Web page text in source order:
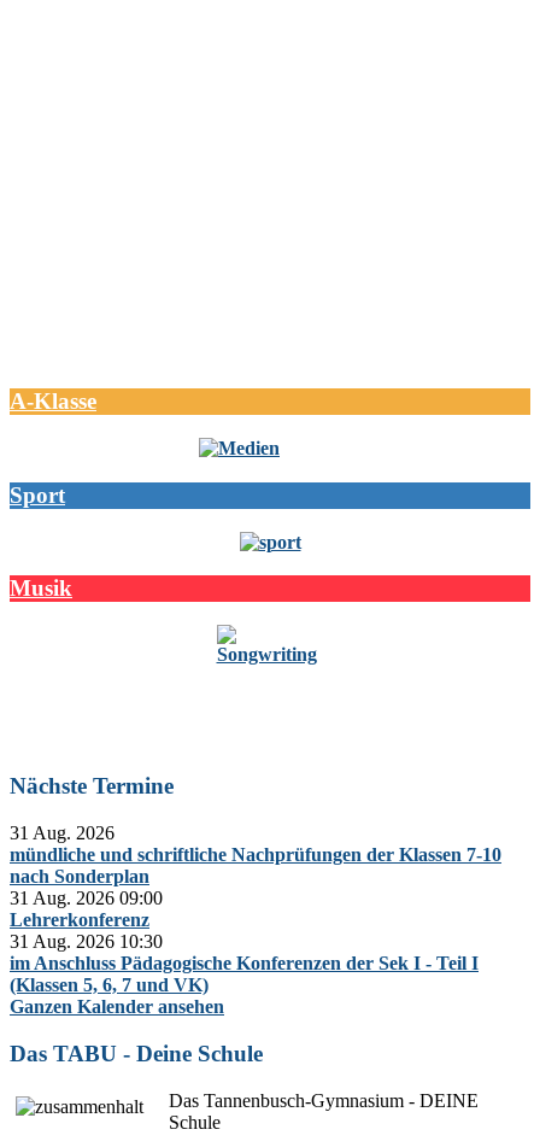
A-Klasse
Sport
Musik
Nächste Termine
31 Aug. 2026
mündliche und schriftliche Nachprüfungen der Klassen 7-10
nach Sonderplan
31 Aug. 2026 09:00
Lehrerkonferenz
31 Aug. 2026 10:30
im Anschluss Pädagogische Konferenzen der Sek I - Teil I
(Klassen 5, 6, 7 und VK)
Ganzen Kalender ansehen
Das TABU - Deine Schule
Das Tannenbusch-Gymnasium - DEINE
Schule